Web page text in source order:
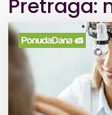
Pretraga: